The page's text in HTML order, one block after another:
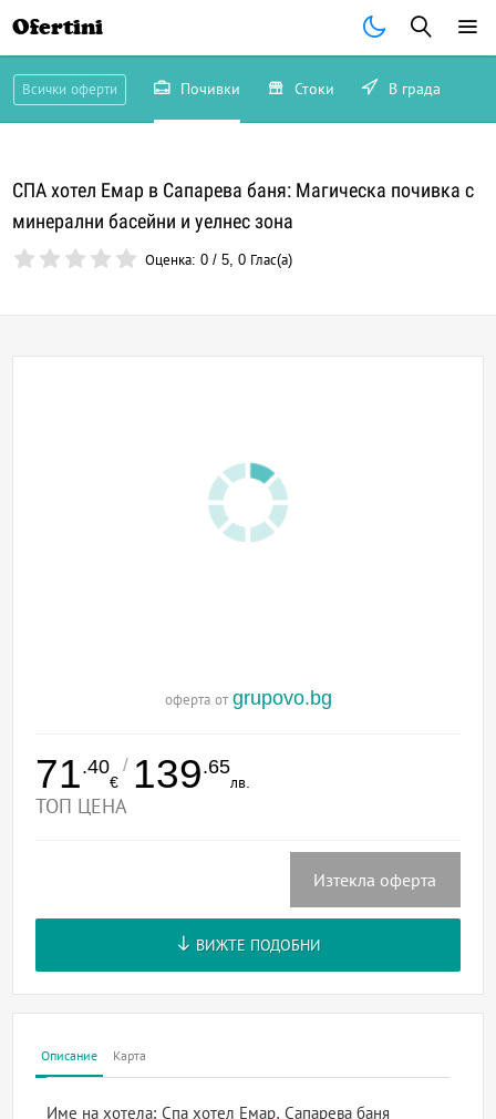
Ofertini
Всички оферти Почивки Стоки В града
СПА хотел Емар в Сапарева баня: Магическа почивка с
минерални басейни и уелнес зона
Оценка:0 /5,0 Глас(а)
оферта от grupovo.bg
71.40
€
/ 139.65
лв.
ТОП ЦЕНА
Изтекла оферта
ВИЖТЕ ПОДОБНИ
Описание Карта
Име на хотела:Спа хотел Емар, Сапарева баня